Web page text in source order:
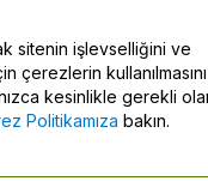
sitenin işlevselliğini ve
çerezlerin kullanılmasını
kesinlikle gerekli
Politikamıza bakın.